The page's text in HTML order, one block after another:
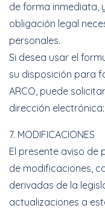
de forma inmediata,
obligación legal
personales.
Si desea usar el
su disposición para
ARCO, puede
dirección
7. MODIFICACIONES
El presente aviso de
de modificaciones,
derivadas de la
actualizaciones a